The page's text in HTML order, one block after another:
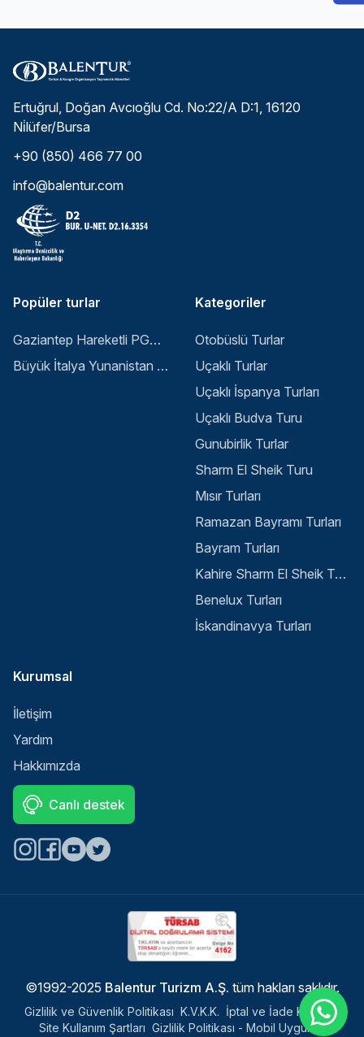
Ertuğrul, Doğan Avcıoğlu Cd. No:22/A D:1, 16120
Ni̇lüfer/Bursa
+90 (850) 466 77 00
info@balentur.com
Popüler turlar
Gaziantep Hareketli PGS ile Buyuk Balkan 6 Gece 8 Gun Vizesiz SKP-SKP
Büyük İtalya Yunanistan Balkan Turu - İstanbul
Kategoriler
Otobüslü Turlar
Uçaklı Turlar
Uçaklı İspanya Turları
Uçaklı Budva Turu
Gunubirlik Turlar
Sharm El Sheik Turu
Mısır Turları
Ramazan Bayramı Turları
Bayram Turları
Kahire Sharm El Sheik Turu
Benelux Turları
İskandinavya Turları
Kurumsal
İletişim
Yardım
Hakkımızda
Canlı destek
©1992-2025 Balentur Turizm A.Ş. tüm hakları saklıdır.
Gizlilik ve Güvenlik Politikası K.V.K.K. İptal ve İade Koşulları
Site Kullanım Şartları Gizlilik Politikası - Mobil Uygulama
Sitemizle ilgili deneyiminizi nasıl değerlendirirsiniz?
to
5,
Memnun değilim Çok memnunum
Next